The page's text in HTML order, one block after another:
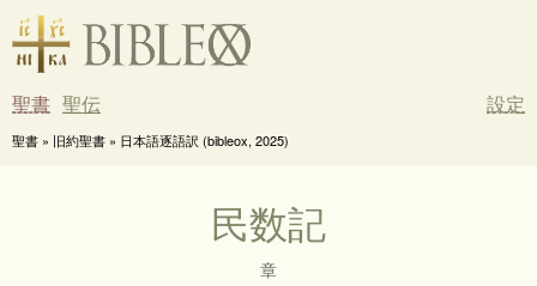
聖書 聖伝 設定
聖書 » 旧約聖書 » 日本語逐語訳 (bibleox, 2025)
民数記
章